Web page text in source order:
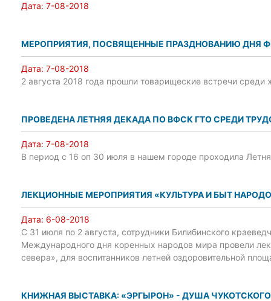
Дата: 7-08-2018
МЕРОПРИЯТИЯ, ПОСВЯЩЕННЫЕ ПРАЗДНОВАНИЮ ДНЯ
Дата: 7-08-2018
2 августа 2018 года прошли товарищеские встречи среди
ПРОВЕДЕНА ЛЕТНЯЯ ДЕКАДА ПО ВФСК ГТО СРЕДИ
Дата: 7-08-2018
В период с 16 оп 30 июля в нашем городе проходила
ЛЕКЦИОННЫЕ МЕРОПРИЯТИЯ «КУЛЬТУРА И БЫТ
Дата: 6-08-2018
С 31 июля по 2 августа, сотрудники Билибинского
Международного дня коренных народов мира провели
севера», для воспитанников летней оздоровительной
КНИЖНАЯ ВЫСТАВКА: «ЭРГЫРОН» - ДУША